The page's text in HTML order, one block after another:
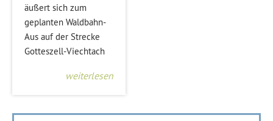
äußert sich zum
geplanten Waldbahn-
Aus auf der Strecke
Gotteszell-Viechtach
weiterlesen